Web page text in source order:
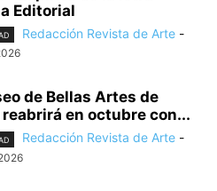
Editorial
Redacción Revista de Arte -
de Bellas Artes de
reabrirá en octubre con...
Redacción Revista de Arte -